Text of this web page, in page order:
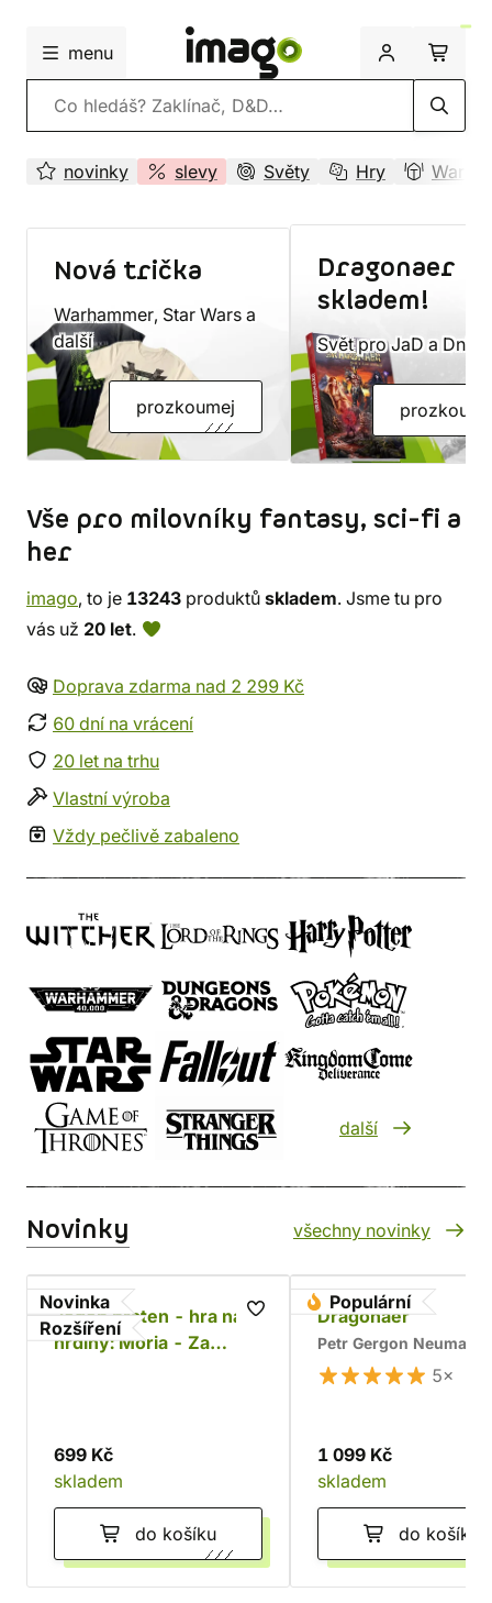
menu
Vyhledávání
novinky slevy Světy Hry
Nová trička
Warhammer, Star Wars a
další
prozkoumej
Dragonaer
skladem!
Svět pro JaD a DnD
Vše pro milovníky fantasy, sci-fi a
her
imago, to je 13243 produktů skladem. Jsme tu pro
vás už 20 let.
Doprava zdarma nad 2 299 Kč
60 dní na vrácení
20 let na trhu
Vlastní výroba
Vždy pečlivě zabaleno
další
Novinky všechny novinky
Novinka
Rozšíření
Jeden prsten - hra na
hrdiny: Moria - Za
699 Kč
skladem
do košíku
Populární
Dragonaer
Petr Gergon Neumann
5×
1 099 Kč
skladem
do košíku